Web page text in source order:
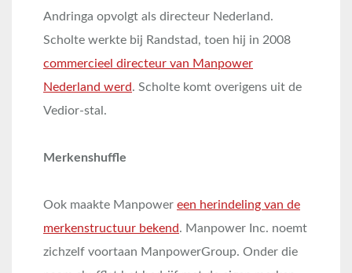
Andringa opvolgt als directeur Nederland.
Scholte werkte bij Randstad, toen hij in 2008
commercieel directeur van Manpower
Nederland werd. Scholte komt overigens uit de
Vedior-stal.
Merkenshuffle
Ook maakte Manpower een herindeling van de
merkenstructuur bekend. Manpower Inc. noemt
zichzelf voortaan ManpowerGroup. Onder die